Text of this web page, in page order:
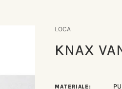
LOCA
KNAX
MATERIALE: